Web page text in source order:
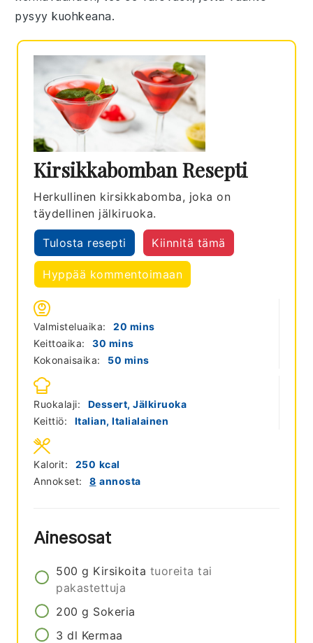
pysyy kuohkeana.
Kirsikkabomban Resepti
Herkullinen kirsikkabomba, joka on
täydellinen jälkiruoka.
Tulosta resepti Kiinnitä tämä
Hyppää kommentoimaan
Valmisteluaika: 20 minutes
mins
Keittoaika:
30 minutes
mins
Kokonaisaika:
50 minutes
mins
Ruokalaji:
Dessert, Jälkiruoka
Keittiö:
Italian, Italialainen
Annokset: 8 annosta
Kalorit: 250 kcal
Ainesosat
500 g Kirsikoita tuoreita tai
pakastettuja
200 g Sokeria
3 dl Kermaa